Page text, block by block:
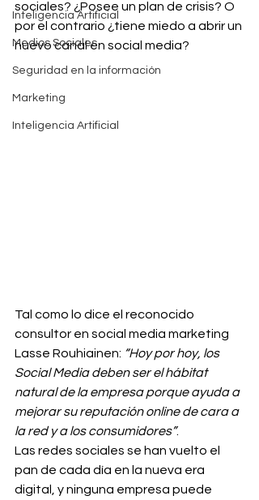
Inteligencia Artificial
Medios Sociales
Seguridad en la información
Marketing
Inteligencia Artificial
sociales? ¿Posee un plan de crisis? O
por el contrario ¿tiene miedo a abrir un
nuevo canal en social media?
Tal como lo dice el reconocido
consultor en social media marketing
Lasse Rouhiainen: “Hoy por hoy, los
Social Media deben ser el hábitat
natural de la empresa porque ayuda a
mejorar su reputación online de cara a
la red y a los consumidores”.
Las redes sociales se han vuelto el
pan de cada día en la nueva era
digital, y ninguna empresa puede